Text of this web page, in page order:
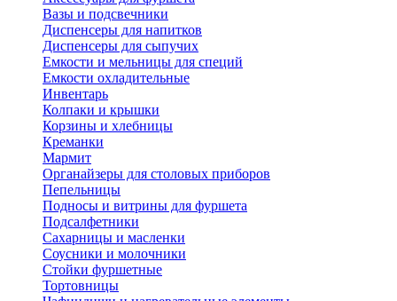
Вазы и подсвечники
Диспенсеры для напитков
Диспенсеры для сыпучих
Емкости и мельницы для специй
Емкости охладительные
Инвентарь
Колпаки и крышки
Корзины и хлебницы
Креманки
Мармит
Органайзеры для столовых приборов
Пепельницы
Подносы и витрины для фуршета
Подсалфетники
Сахарницы и масленки
Соусники и молочники
Стойки фуршетные
Тортовницы